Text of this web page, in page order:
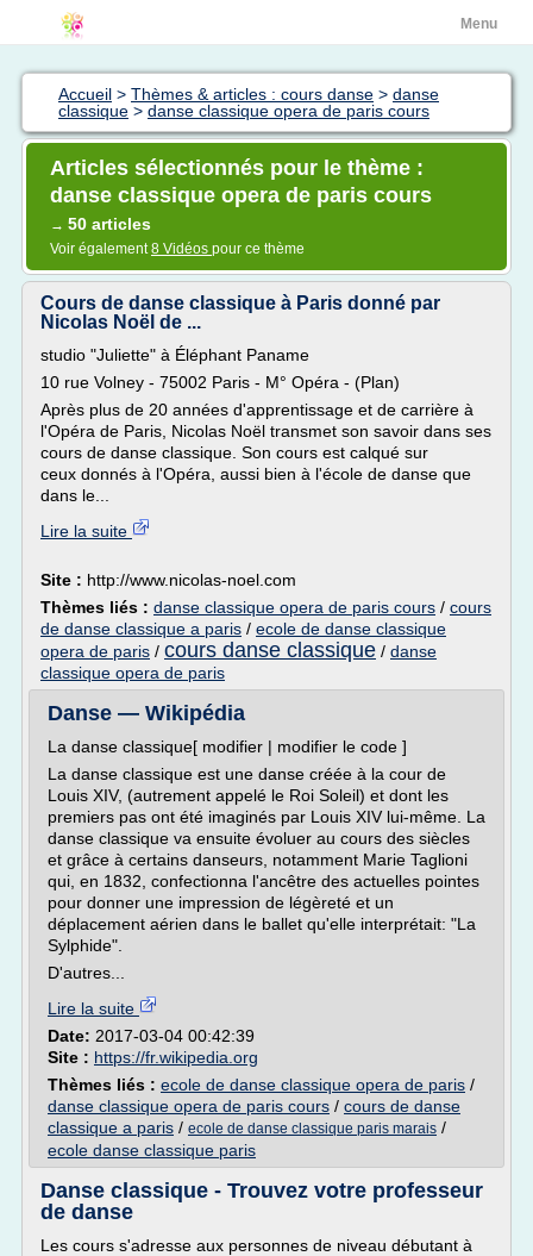
Menu
Accueil > Thèmes & articles : cours danse > danse
classique > danse classique opera de paris cours
Articles sélectionnés pour le thème :
danse classique opera de paris cours
→ 50 articles
Voir également8 Vidéos pour ce thème
Cours de danse classique à Paris donné par
Nicolas Noël de ...
studio "Juliette" à Éléphant Paname
10 rue Volney - 75002 Paris - M° Opéra - (Plan)
Après plus de 20 années d'apprentissage et de carrière à
l'Opéra de Paris, Nicolas Noël transmet son savoir dans ses
cours de danse classique. Son cours est calqué sur
ceux donnés à l'Opéra, aussi bien à l'école de danse que
dans le...
Lire la suite
Site : http://www.nicolas-noel.com
Thèmes liés : danse classique opera de paris cours / cours
de danse classique a paris / ecole de danse classique
opera de paris / cours danse classique / danse
classique opera de paris
Danse — Wikipédia
La danse classique[ modifier | modifier le code ]
La danse classique est une danse créée à la cour de
Louis XIV, (autrement appelé le Roi Soleil) et dont les
premiers pas ont été imaginés par Louis XIV lui-même. La
danse classique va ensuite évoluer au cours des siècles
et grâce à certains danseurs, notamment Marie Taglioni
qui, en 1832, confectionna l'ancêtre des actuelles pointes
pour donner une impression de légèreté et un
déplacement aérien dans le ballet qu'elle interprétait: "La
Sylphide".
D'autres...
Lire la suite
Date: 2017-03-04 00:42:39
Site : https://fr.wikipedia.org
Thèmes liés : ecole de danse classique opera de paris /
danse classique opera de paris cours / cours de danse
classique a paris / ecole de danse classique paris marais /
ecole danse classique paris
Danse classique - Trouvez votre professeur
de danse
Les cours s'adresse aux personnes de niveau débutant à